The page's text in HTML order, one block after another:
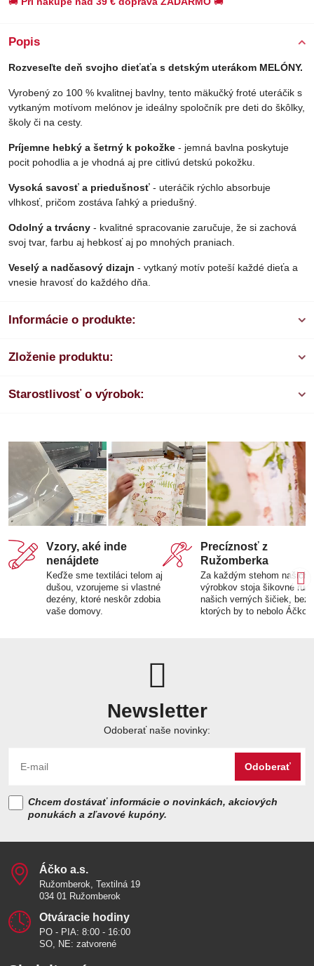
Popis
Rozveseľte deň svojho dieťaťa s detským uterákom MELÓNY.
Vyrobený zo 100 % kvalitnej bavlny, tento mäkučký froté uteráčik s
vytkaným motívom melónov je ideálny spoločník pre deti do škôlky,
školy či na cesty.
Príjemne hebký a šetrný k pokožke - jemná bavlna poskytuje
pocit pohodlia a je vhodná aj pre citlivú detskú pokožku.
Vysoká savosť a priedušnosť - uteráčik rýchlo absorbuje
vlhkosť, pričom zostáva ľahký a priedušný.
Odolný a trvácny - kvalitné spracovanie zaručuje, že si zachová
svoj tvar, farbu aj hebkosť aj po mnohých praniach.
Veselý a nadčasový dizajn - vytkaný motív poteší každé dieťa a
vnesie hravosť do každého dňa.
Informácie o produkte:
Zloženie produktu:
Starostlivosť o výrobok:
Vzory, aké inde
nenájdete
Keďže sme textiláci telom aj
dušou, vzorujeme si vlastné
dezény, ktoré neskôr zdobia
vaše domovy.
Precíznosť z
Ružomberka
Za každým stehom našich
výrobkov stoja šikovné ruky
našich verných šičiek, bez
ktorých by to nebolo Áčko.
Newsletter
Odoberať naše novinky:
Odoberať
Chcem dostávať informácie o novinkách, akciových
ponukách a zľavové kupóny.
Áčko a​.s​.
Ružomberok, Textilná 19
034 01 Ružomberok
Otváracie hodiny
PO - PIA: 8:00 - 16:00
SO, NE: zatvorené